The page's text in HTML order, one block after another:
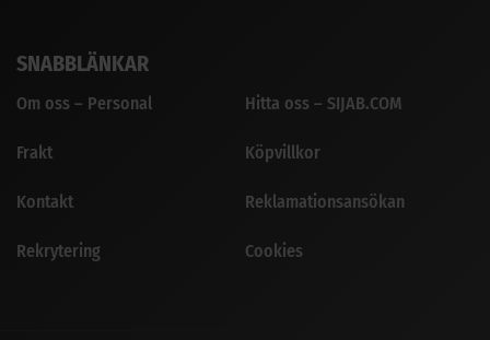
SNABBLÄNKAR
Om oss – Personal
Frakt
Kontakt
Rekrytering
Hitta oss – SIJAB.COM
Köpvillkor
Reklamationsansökan
Cookies